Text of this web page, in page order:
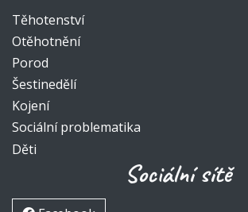
Těhotenství
Otěhotnění
Porod
Šestinedělí
Kojení
Sociální problematika
Děti
Sociální sítě